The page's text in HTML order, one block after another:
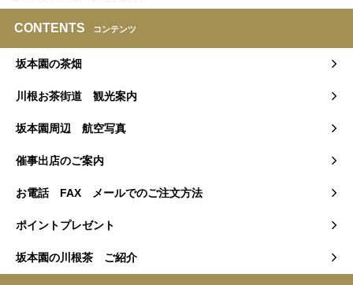
CONTENTS コンテンツ
坂本園の茶畑
川根お茶街道 観光案内
坂本園周辺 航空写真
催事出店のご案内
お電話 FAX メールでのご注文方法
ポイントプレゼント
坂本園の川根茶 ご紹介